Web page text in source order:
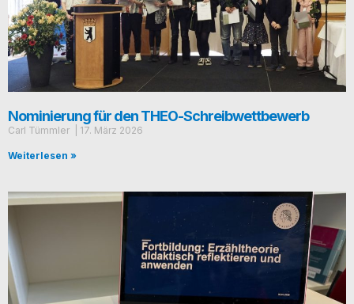
Nominierung für den THEO-Schreibwettbewerb
Carl Tümmler 17. März 2026
Weiterlesen »